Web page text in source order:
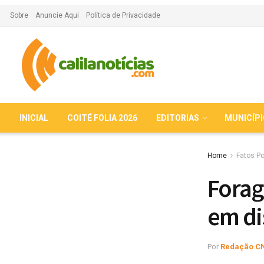
Sobre Anuncie Aqui Política de Privacidade
INICIAL COITÉ FOLIA 2026 EDITORIAS
Home Fatos
em
Por Redação